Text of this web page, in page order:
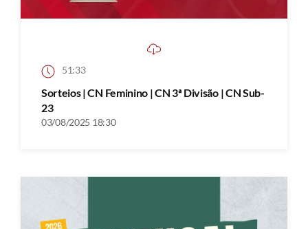
51:33
Sorteios | CN Feminino | CN 3ª Divisão | CN Sub-
23
03/08/2025 18:30